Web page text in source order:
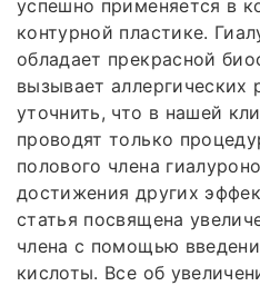
успешно применяется в
контурной пластике.
обладает прекрасной
вызывает аллергических
уточнить, что в нашей
проводят только
полового члена
достижения других
статья посвящена
члена с помощью
кислоты. Все об